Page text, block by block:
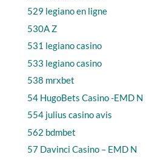
529 legiano en ligne
530A Z
531 legiano casino
533 legiano casino
538 mrxbet
54 HugoBets Casino -EMD N
554 julius casino avis
562 bdmbet
57 Davinci Casino – EMD N